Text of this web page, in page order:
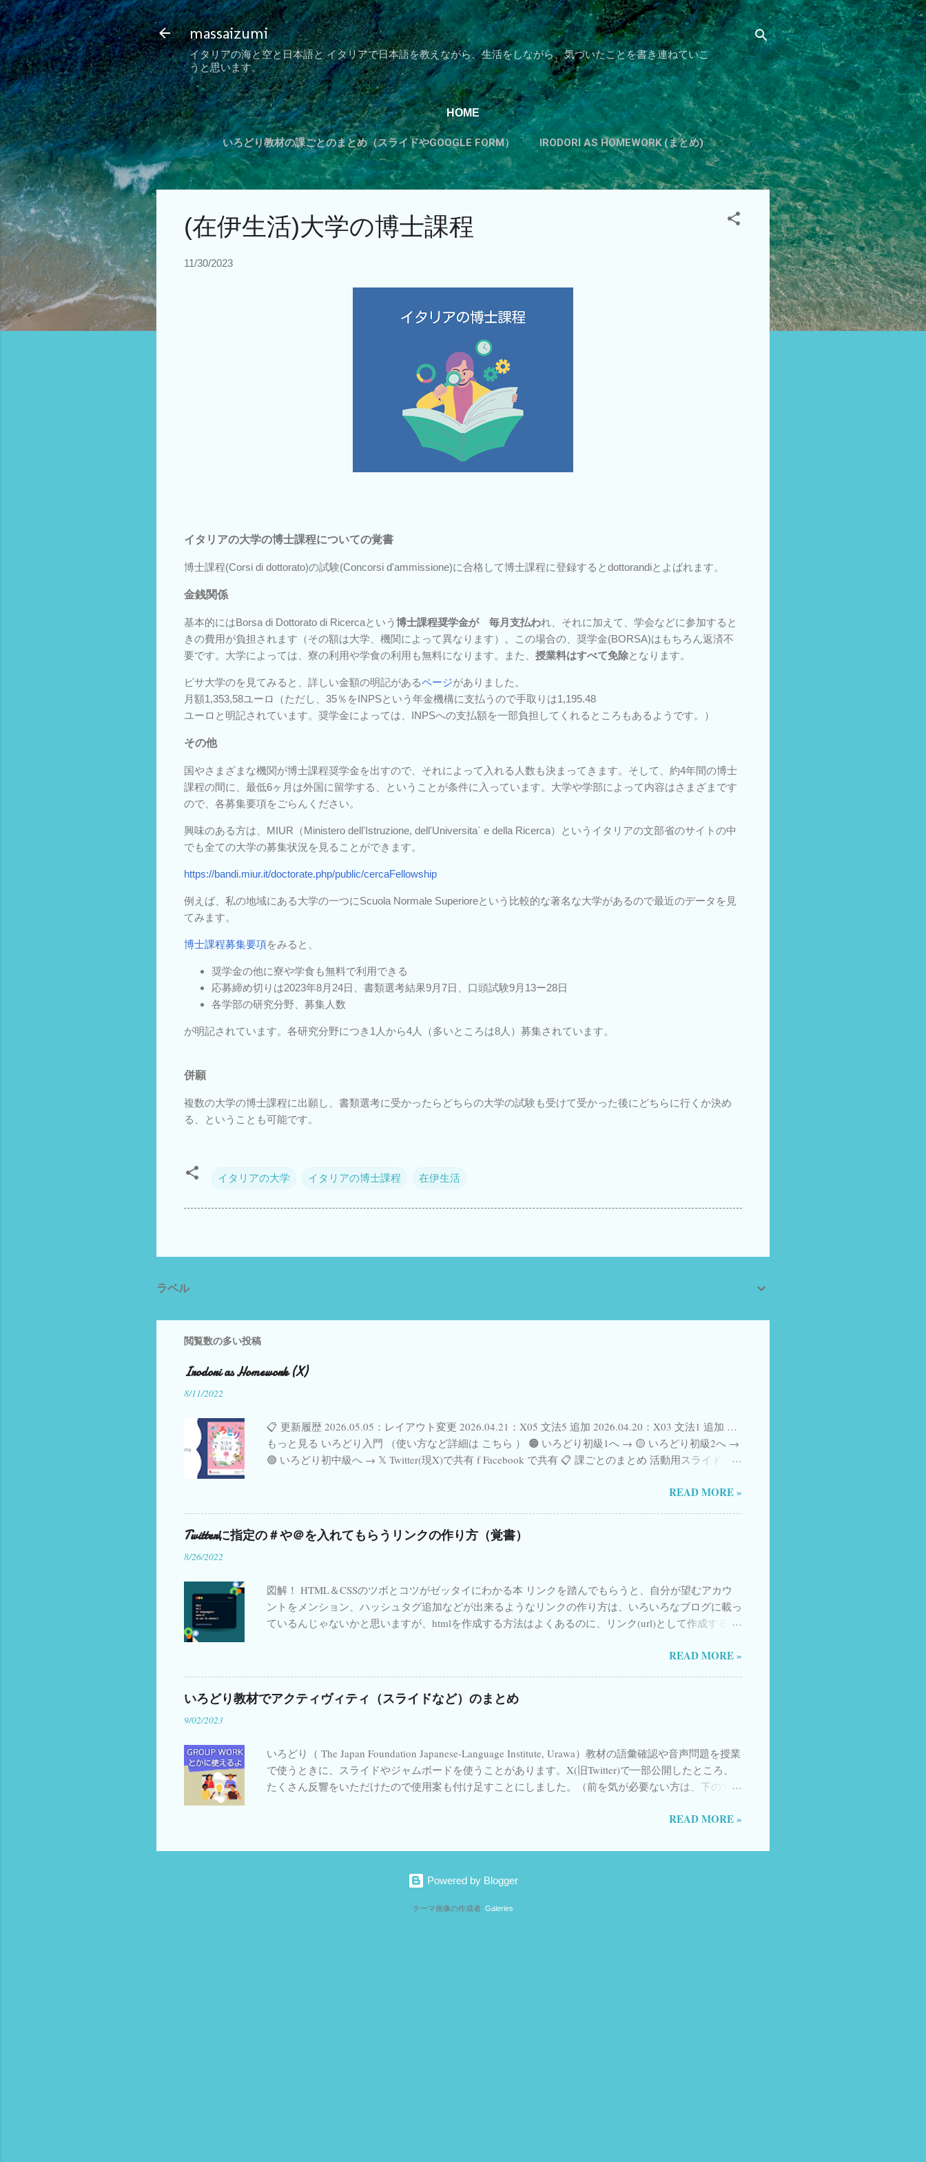
スキップしてメイン コンテンツに移動
massaizumi
イタリアの海と空と日本語と イタリアで日本語を教えながら、生活をしながら、気づいたことを書き連ねていこ
うと思います。
HOME
いろどり教材の課ごとのまとめ（スライドやGOOGLE FORM） IRODORI AS HOMEWORK (まとめ)
カテゴリーから探す もっと見る… TADOKUのすすめ
(在伊生活)大学の博士課程
11/30/2023
イタリアの大学の博士課程についての覚書
博士課程(Corsi di dottorato)の試験(Concorsi d'ammissione)に合格して博士課程に登録するとdottorandiとよばれます。
金銭関係
基本的にはBorsa di Dottorato di Ricercaという 博士課程奨学金が 毎月支払われ、それに加えて、学会などに参加すると
きの費用が負担されます（その額は大学、機関によって異なります）。この場合の、奨学金(BORSA)はもちろん返済不
要です。大学によっては、寮の利用や学食の利用も無料になります。また、 授業料はすべて免除となります。
ピサ大学のを見てみると、詳しい金額の明記があるページがありました。
月額1,353,58ユーロ（ただし、35％をINPSという年金機構に支払うので手取りは1,195.48
ユーロと明記されています。奨学金によっては、INPSへの支払額を一部負担してくれるところもあるようです。）
その他
国やさまざまな機関が博士課程奨学金を出すので、それによって入れる人数も決まってきます。そして、約4年間の博士
課程の間に、最低6ヶ月は外国に留学する、ということが条件に入っています。大学や学部によって内容はさまざまです
ので、各募集要項をごらんください。
興味のある方は、MIUR（Ministero dell'Istruzione, dell'Universita` e della Ricerca）というイタリアの文部省のサイトの中
でも全ての大学の募集状況を見ることができます。
https://bandi.miur.it/doctorate.php/public/cercaFellowship
例えば、私の地域にある大学の一つにScuola Normale Superioreという比較的な著名な大学があるので最近のデータを見
てみます。
博士課程募集要項をみると、
奨学金の他に寮や学食も無料で利用できる
応募締め切りは2023年8月24日、書類選考結果9月7日、口頭試験9月13ー28日
各学部の研究分野、募集人数
が明記されています。各研究分野につき1人から4人（多いところは8人）募集されています。
併願
複数の大学の博士課程に出願し、書類選考に受かったらどちらの大学の試験も受けて受かった後にどちらに行くか決め
る、ということも可能です。
イタリアの大学 イタリアの博士課程 在伊生活
ラベル
閲覧数の多い投稿
Irodori as Homework (X)
8/11/2022
📋 更新履歴 2026.05.05：レイアウト変更 2026.04.21：X05 文法5 追加 2026.04.20：X03 文法1 追加 …
もっと見る いろどり入門 （使い方など詳細は こちら ） 🟠 いろどり初級1へ → 🟡 いろどり初級2へ →
🟢 いろどり初中級へ → 𝕏 Twitter(現X)で共有 f Facebook で共有 📋 課ごとのまとめ 活動用スライド一
（2023.08.07〜） 📺 YouTube上でのGoogle Form視聴不具合について→ こちら 参照 YouTube ショート
準備 会話 形に注目 📚 関連書籍・おすすめリンク 日本語教育関連の本(Amazon) 日本語漢字関連の本
(Amazon) イタリア語学習書(Amazon) Kindle Unlimited Audible 日本語教師のためのアクティブ・ラーニ
READ MORE »
Twitterに指定の＃や＠を入れてもらうリンクの作り方（覚書）
8/26/2022
図解！ HTML＆CSSのツボとコツがゼッタイにわかる本 リンクを踏んでもらうと、自分が望むアカウ
ントをメンション、ハッシュタグ追加などが出来るようなリンクの作り方は、いろいろなブログに載っ
ているんじゃないかと思いますが、htmlを作成する方法はよくあるのに、リンク(url)として作成する方
てコピペでオッケーです。 内容 メンションしてもらう場合 ハッシュタグを入れてもらう場合 複数の
てもらう場合 文章を入れてもらう場合 ☆ メンションしてもらう場合のリンク ☆ 例 @izumimassa
https://twitter.com/intent/tweet?screen_name= izumimassa 注意：＠記号は入れない 目次に戻る ☆ ハッシ
ンク ☆ 例 #irodoriashomework #irodorijp https://twitter.com/intent/tweet?hashtags= irodoriashomework ,
irodorijp コンマ(,)で足せばいい。 目次に戻る ☆ メンションとハッシュタグを入れてもらう場合のリン
ク ☆ 例 @izumimassa #irodoriashomework #irodorijp https://twitter.com/intent/tweet?screen_name=
READ MORE »
いろどり教材でアクティヴィティ（スライドなど）のまとめ
9/02/2023
いろどり（ The Japan Foundation Japanese-Language Institute, Urawa）教材の語彙確認や音声問題を授業
で使うときに、スライドやジャムボードを使うことがあります。X(旧Twitter)で一部公開したところ、
たくさん反響をいただけたので使用案も付け足すことにしました。（前を気が必要ない方は、下の方に
はこちら → ） いろどり教材を授業で使うときに、スライドやジャムボードで答える方式にすると楽し
あるのですが、あちこちに散らばっているので見つけたらまた付け足します。 #irodorijp
1, 2023 絵トレ英単語1000＋[音声DL付]ーー見たもの何でも言ってみる！ 私はだいたい次のように使っ
ています。 個人授業（特にオンライン）：スライドを共有して生徒に直接操作してもらう グループレ
READ MORE »
Powered by Blogger
テーマ画像の作成者: Galeries